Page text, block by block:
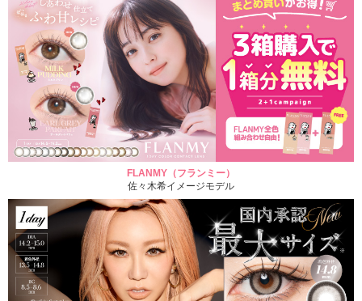
FLANMY（フランミー）
佐々木希イメージモデル